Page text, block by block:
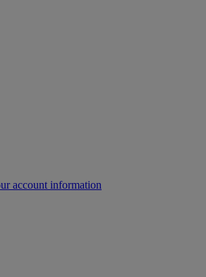
account information